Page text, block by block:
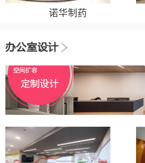
诺华制药